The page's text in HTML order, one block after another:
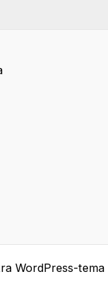
WordPress-tema